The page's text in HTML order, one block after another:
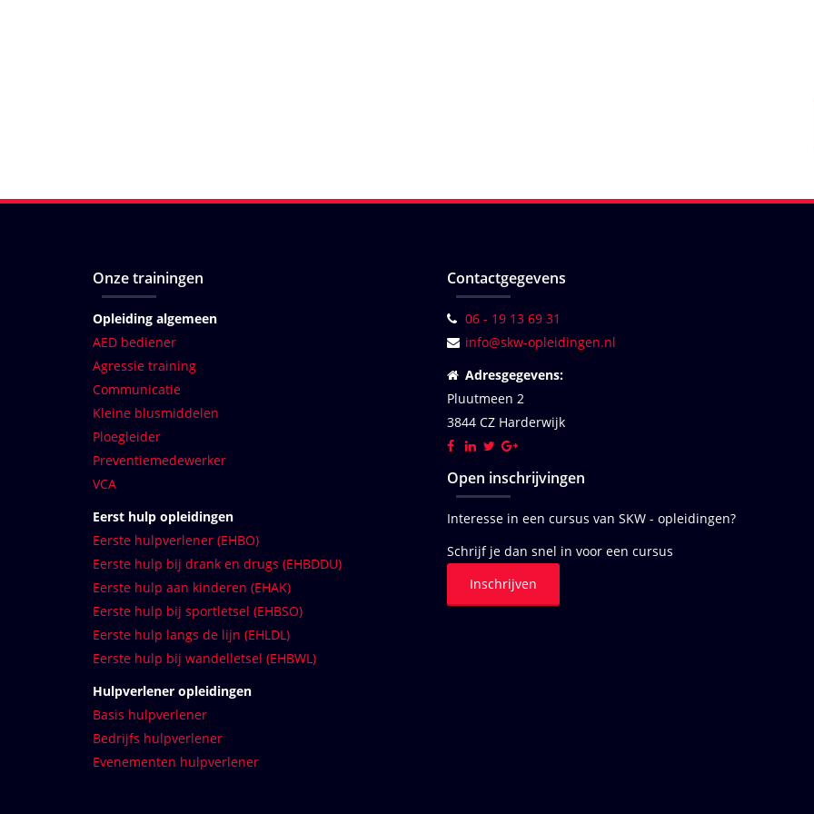
Onze trainingen
Opleiding algemeen
AED bediener
Agressie training
Communicatie
Kleine blusmiddelen
Ploegleider
Preventiemedewerker
VCA
Eerst hulp opleidingen
Eerste hulpverlener (EHBO)
Eerste hulp bij drank en drugs (EHBDDU)
Eerste hulp aan kinderen (EHAK)
Eerste hulp bij sportletsel (EHBSO)
Eerste hulp langs de lijn (EHLDL)
Eerste hulp bij wandelletsel (EHBWL)
Hulpverlener opleidingen
Basis hulpverlener
Bedrijfs hulpverlener
Evenementen hulpverlener
Contactgegevens
06 - 19 13 69 31
info@skw-opleidingen.nl
Adresgegevens:
Pluutmeen 2
3844 CZ Harderwijk
Open inschrijvingen
Interesse in een cursus van SKW - opleidingen?
Schrijf je dan snel in voor een cursus
Inschrijven